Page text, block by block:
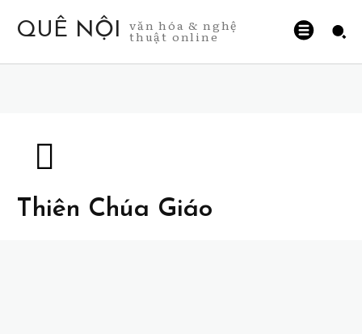
QUÊ NỘI văn hóa & nghệ
thuật online
Thiên Chúa Giáo